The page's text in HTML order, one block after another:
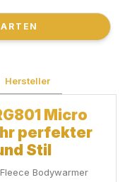
Hersteller
Micro
perfekter
Stil
Bodywarmer